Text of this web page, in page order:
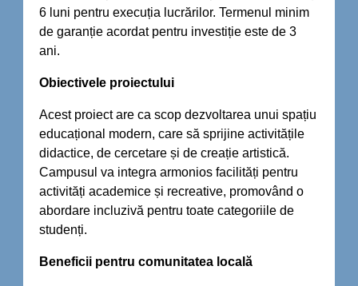
6 luni pentru execuția lucrărilor. Termenul minim
de garanție acordat pentru investiție este de 3
ani.
Obiectivele proiectului
Acest proiect are ca scop dezvoltarea unui spațiu
educațional modern, care să sprijine activitățile
didactice, de cercetare și de creație artistică.
Campusul va integra armonios facilități pentru
activități academice și recreative, promovând o
abordare incluzivă pentru toate categoriile de
studenți.
Beneficii pentru comunitatea locală